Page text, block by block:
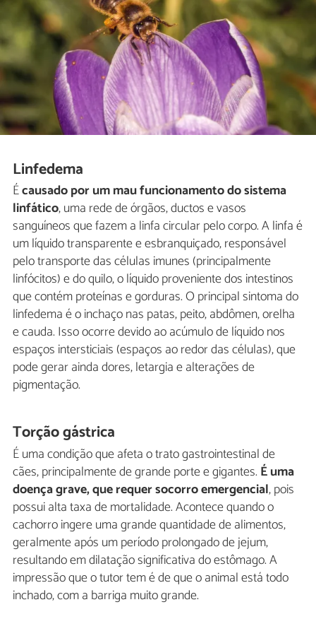
Linfedema
Écausado por um mau funcionamento do sistema
linfático, uma rede de órgãos, ductos e vasos
sanguíneos que fazem a linfa circular pelo corpo. A linfa é
um líquido transparente e esbranquiçado, responsável
pelo transporte das células imunes (principalmente
linfócitos) e do quilo, o líquido proveniente dos intestinos
que contém proteínas e gorduras. O principal sintoma do
linfedema é o inchaço nas patas, peito, abdômen, orelha
e cauda. Isso ocorre devido ao acúmulo de líquido nos
espaços intersticiais (espaços ao redor das células), que
pode gerar ainda dores, letargia e alterações de
pigmentação.
Torção gástrica
É uma condição que afeta o trato gastrointestinal de
cães, principalmente de grande porte e gigantes. É uma
doença grave, que requer socorro emergencial, pois
possui alta taxa de mortalidade. Acontece quando o
cachorro ingere uma grande quantidade de alimentos,
geralmente após um período prolongado de jejum,
resultando em dilatação significativa do estômago. A
impressão que o tutor tem é de que o animal está todo
inchado, com a barriga muito grande.